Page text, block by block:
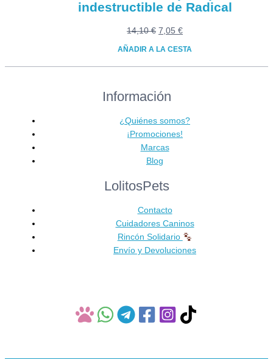
indestructible de Radical
14,10€ El
7,05 €El
AÑADIR A LA CESTA
Información
¿Quiénes somos?
¡Promociones!
Marcas
Blog
LolitosPets
Contacto
Cuidadores Caninos
Rincón Solidario
Envío y Devoluciones